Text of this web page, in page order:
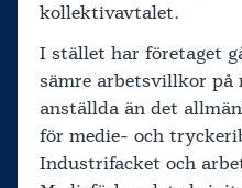
kollektivavtalet.
I stället har företaget
sämre arbetsvillkor på
anställda än det
för medie- och
Industrifacket och